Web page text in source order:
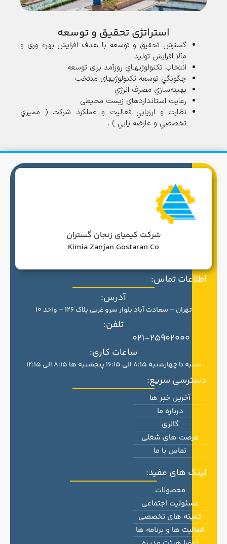
استراتژی تحقیق و توسعه
گسترش تحقیق و توسعه با هدف افزایش بهره وری و
مآلا افزایش تولید
انتخاب تكنولوژيهـاي روزآمد برای توسعه
چگونگي توسعه تكنولوژيهای منتخب
بهينه‌سازي مصرف انرژي
رعایت استانداردهای زیست محیطی
نظارت و ارزيابي فعاليت و عملكرد شركت ( مميزي
تخصصي و عارضه ‌يابي ) .
اطلاعات تماس:
آدرس:
تهران – سعادت آباد بلوار سرو غربی پلاک 126 – واحد 10
تلفن:
021-25902000
ساعات کاری:
شنبه تا چهارشنبه 8:15 الی 16:15 پنجشنبه ها 8:15 الی 12:15
دسترسی سریع:
آخرین خبر ها
درباره ما
گالری
فرصت های شغلی
تماس با ما
لینک های مفید:
محصولات
مسئولیت اجتماعی
کمیته های تخصصی
فعالیت ها و برنامه ها
شرکت کیمیای زنجان گستران
Kimia Zanjan Gostaran Co